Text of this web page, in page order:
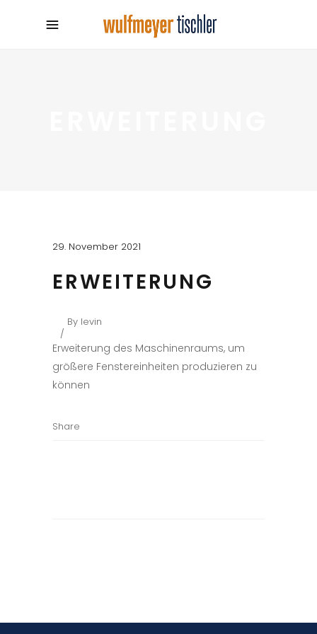
29. November 2021
ERWEITERUNG
By levin
Erweiterung des Maschinenraums, um
größere Fenstereinheiten produzieren zu
können
Share